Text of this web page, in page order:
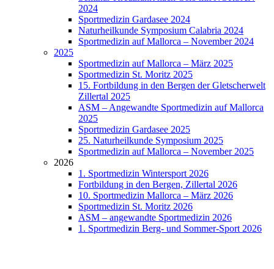
2024
Sportmedizin Gardasee 2024
Naturheilkunde Symposium Calabria 2024
Sportmedizin auf Mallorca – November 2024
2025
Sportmedizin auf Mallorca – März 2025
Sportmedizin St. Moritz 2025
15. Fortbildung in den Bergen der Gletscherwelt
Zillertal 2025
ASM – Angewandte Sportmedizin auf Mallorca
2025
Sportmedizin Gardasee 2025
25. Naturheilkunde Symposium 2025
Sportmedizin auf Mallorca – November 2025
2026
1. Sportmedizin Wintersport 2026
Fortbildung in den Bergen, Zillertal 2026
10. Sportmedizin Mallorca – März 2026
Sportmedizin St. Moritz 2026
ASM – angewandte Sportmedizin 2026
1. Sportmedizin Berg- und Sommer-Sport 2026